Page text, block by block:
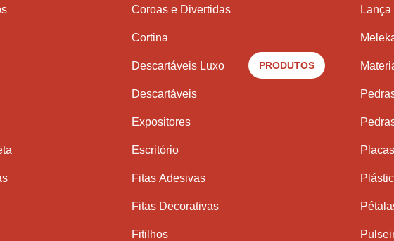
Coroas e Divertidas
Cortina
Descartáveis Luxo
Descartáveis
Expositores
Escritório
Fitas Adesivas
Fitas Decorativas
Fitilhos
PRODUTOS